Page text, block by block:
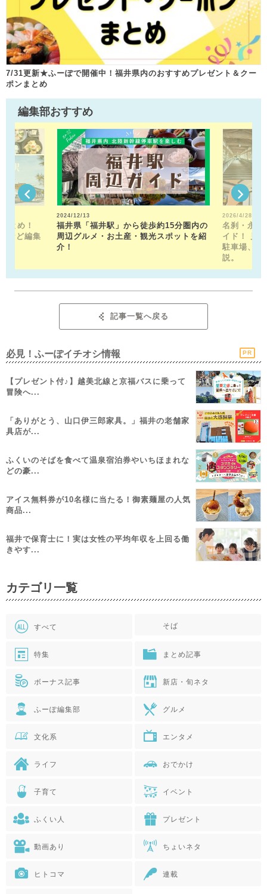
7/31更新★ふーぽで開催中！福井県内のおすすめプレゼント＆クー
ポンまとめ
編集部おすすめ
とめ！
など編集
2024/12/13
福井県「福井駅」から徒歩約15分圏内の
周辺グルメ・お土産・観光スポットを紹
介！
2026/4/28
名刹・永平
イド！ 見
駐車場、お
説。
記事一覧へ戻る
必見！ふーぽイチオシ情報 PR
【プレゼント付♪】越美北線と京福バスに乗って
冒険へ...
「ありがとう、山口伊三郎家具。」福井の老舗家
具店が...
ふくいのそばを食べて温泉宿泊券やいちほまれな
どの豪...
アイス無料券が10名様に当たる！御素麺屋の人気
商品...
福井で保育士に！実は女性の平均年収を上回る働
きやす...
カテゴリ一覧
すべて そば
特集 まとめ記事
ボーナス記事 新店・旬ネタ
ふーぽ編集部 グルメ
文化系 エンタメ
ライフ おでかけ
子育て イベント
ふくい人 プレゼント
動画あり ちょいネタ
ヒトコマ 連載